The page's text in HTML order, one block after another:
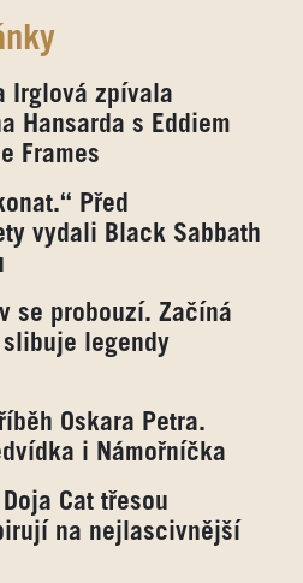
Irglová zpívala
Hansarda s Eddiem
Frames
Před
vydali Black Sabbath
se probouzí. Začíná
slibuje legendy
Oskara Petra.
i Námořníčka
Doja Cat třesou
na nejlascivnější